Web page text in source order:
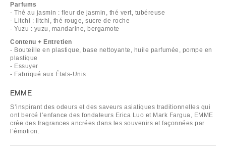
Parfums
- Thé au jasmin : fleur de jasmin, thé vert, tubéreuse
- Litchi : litchi, thé rouge, sucre de roche
- Yuzu : yuzu, mandarine, bergamote
Contenu + Entretien
- Bouteille en plastique, base nettoyante, huile parfumée, pompe en
plastique
- Essuyer
- Fabriqué aux États-Unis
EMME
S’inspirant des odeurs et des saveurs asiatiques traditionnelles qui
ont bercé l’enfance des fondateurs Erica Luo et Mark Fargua, EMME
crée des fragrances ancrées dans les souvenirs et façonnées par
l’émotion.